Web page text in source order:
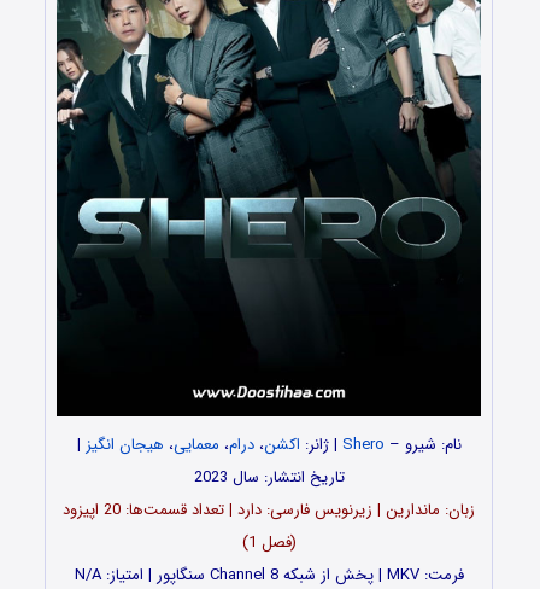
نام: شیرو – Shero | ژانر: اکشن،درام، معمایی، هیجان انگیز |
تاریخ انتشار: سال 2023
زبان: ماندارین | زیرنویس فارسی: دارد | تعداد قسمت‌‌‌‌ها: 20 اپیزود
(فصل 1)
فرمت: MKV | پخش از شبکه Channel 8 سنگاپور | امتیاز: N/A